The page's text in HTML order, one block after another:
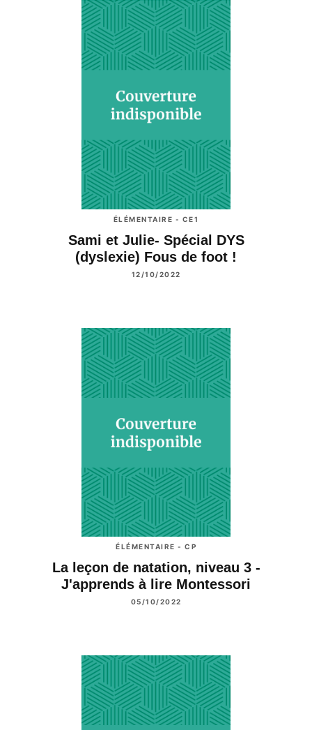
ÉLÉMENTAIRE - CE1
Sami et Julie- Spécial DYS
(dyslexie) Fous de foot !
12/10/2022
ÉLÉMENTAIRE - CP
La leçon de natation, niveau 3 -
J'apprends à lire Montessori
05/10/2022